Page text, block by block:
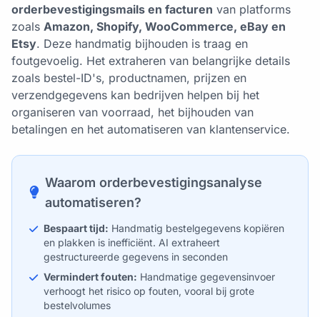
orderbevestigingsmails en facturen van platforms
zoals Amazon, Shopify, WooCommerce, eBay en
Etsy. Deze handmatig bijhouden is traag en
foutgevoelig. Het extraheren van belangrijke details
zoals bestel-ID's, productnamen, prijzen en
verzendgegevens kan bedrijven helpen bij het
organiseren van voorraad, het bijhouden van
betalingen en het automatiseren van klantenservice.
Waarom orderbevestigingsanalyse
automatiseren?
Bespaart tijd: Handmatig bestelgegevens kopiëren
en plakken is inefficiënt. AI extraheert
gestructureerde gegevens in seconden
Vermindert fouten: Handmatige gegevensinvoer
verhoogt het risico op fouten, vooral bij grote
bestelvolumes